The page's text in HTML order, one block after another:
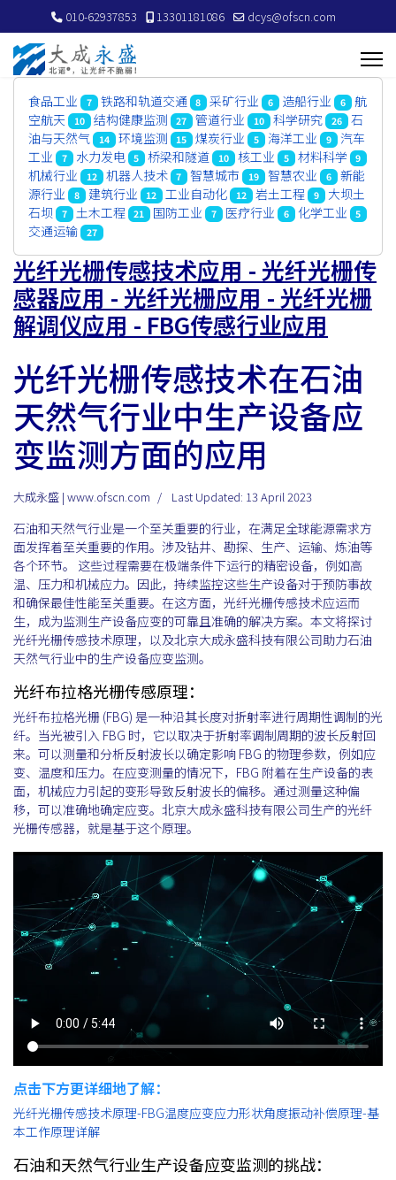
010-62937853 13301181086 dcys@ofscn.com
食品工业 7 铁路和轨道交通 8 采矿行业 6 造船行业 6
航
空航天
10 结构健康监测 27 管道行业 10 科学研究 26
石
油与天然气
14 环境监测 15 煤炭行业 5 海洋工业 9
汽车
工业
7 水力发电 5 桥梁和隧道 10 核工业 5 材料科学 9
机械行业 12 机器人技术 7 智慧城市 19 智慧农业 6
新能
源行业
8 建筑行业 12 工业自动化 12 岩土工程 9
大坝土
石坝
7 土木工程 21 国防工业 7 医疗行业 6 化学工业 5
交通运输 27
光纤光栅传感技术应用 - 光纤光栅传
感器应用 - 光纤光栅应用 - 光纤光栅
解调仪应用 - FBG传感行业应用
光纤光栅传感技术在石油
天然气行业中生产设备应
变监测方面的应用
大成永盛 | www.ofscn.com Last Updated: 13 April 2023
石油和天然气行业是一个至关重要的行业，在满足全球能源需求方
面发挥着至关重要的作用。涉及钻井、勘探、生产、运输、炼油等
各个环节。 这些过程需要在极端条件下运行的精密设备，例如高
温、压力和机械应力。因此，持续监控这些生产设备对于预防事故
和确保最佳性能至关重要。在这方面，光纤光栅传感技术应运而
生，成为监测生产设备应变的可靠且准确的解决方案。本文将探讨
光纤光栅传感技术原理，以及北京大成永盛科技有限公司助力石油
天然气行业中的生产设备应变监测。
光纤布拉格光栅传感原理：
光纤布拉格光栅 (FBG) 是一种沿其长度对折射率进行周期性调制的光
纤。当光被引入 FBG 时，它以取决于折射率调制周期的波长反射回
来。可以测量和分析反射波长以确定影响 FBG 的物理参数，例如应
变、温度和压力。在应变测量的情况下，FBG 附着在生产设备的表
面，机械应力引起的变形导致反射波长的偏移。通过测量这种偏
移，可以准确地确定应变。北京大成永盛科技有限公司生产的光纤
光栅传感器，就是基于这个原理。
点击下方更详细地了解：
光纤光栅传感技术原理-FBG温度应变应力形状角度振动补偿原理-基
本工作原理详解
石油和天然气行业生产设备应变监测的挑战：